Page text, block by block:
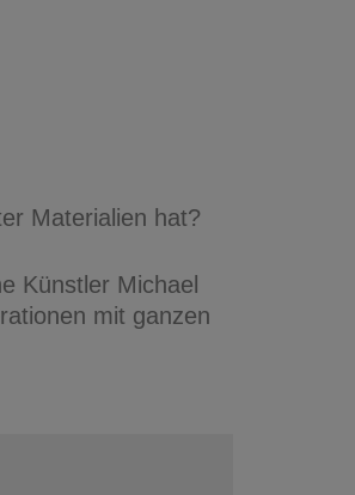
Materialien hat?
Künstler Michael
mit ganzen